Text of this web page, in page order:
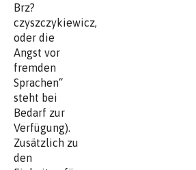
Brz?
czyszczykiewicz,
oder die
Angst vor
fremden
Sprachen“
steht bei
Bedarf zur
Verfügung).
Zusätzlich zu
den